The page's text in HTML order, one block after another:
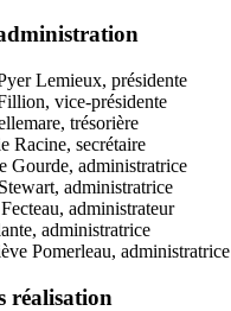
Lemieux, présidente
vice-présidente
trésorière
Racine, secrétaire
Gourde, administratrice
administratrice
administrateur
administratrice
Pomerleau, administratrice
réalisation